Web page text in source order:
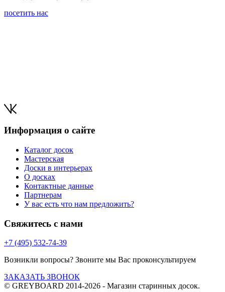
посетить нас
Информация о сайте
Каталог досок
Мастерская
Доски в интерьерах
О досках
Контактные данные
Партнерам
У вас есть что нам предложить?
Свяжитесь с нами
+7 (495) 532-74-39
Возникли вопросы? Звоните мы Вас проконсультируем
ЗАКАЗАТЬ ЗВОНОК
© GREYBOARD 2014-2026 - Магазин старинных досок.